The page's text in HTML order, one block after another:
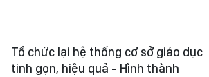
Tổ chức lại hệ thống cơ sở giáo dục
tinh gọn, hiệu quả - Hình thành